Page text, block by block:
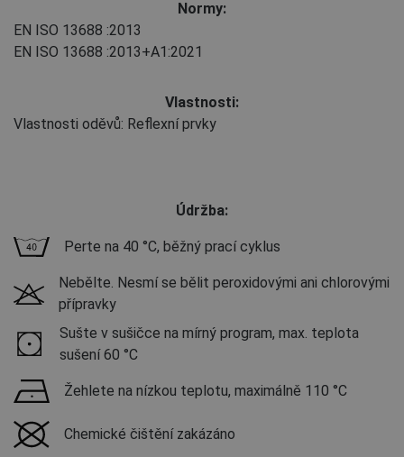
Normy:
EN ISO 13688 :2013
EN ISO 13688 :2013+A1:2021
Vlastnosti:
Vlastnosti oděvů: Reflexní prvky
Údržba:
Perte na 40 °C, běžný prací cyklus
Nebělte. Nesmí se bělit peroxidovými ani chlorovými
přípravky
Sušte v sušičce na mírný program, max. teplota
sušení 60 °C
Žehlete na nízkou teplotu, maximálně 110 °C
Chemické čištění zakázáno